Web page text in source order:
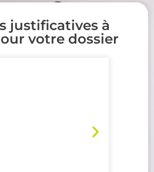
justificatives à
votre dossier